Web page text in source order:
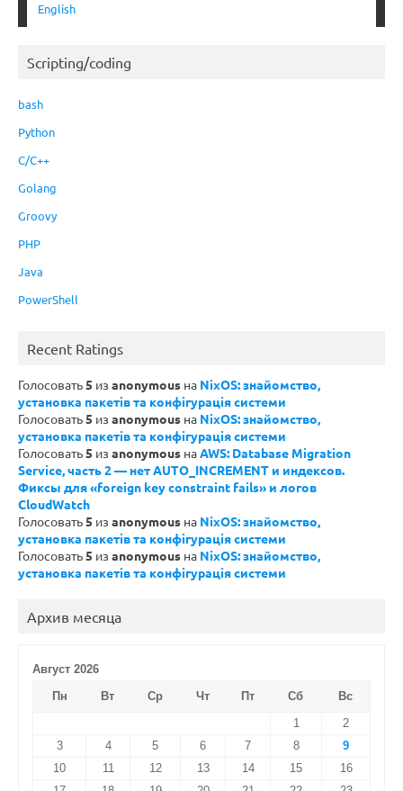
English
Scripting/coding
bash
Python
C/C++
Golang
Groovy
PHP
Java
PowerShell
Recent Ratings
Голосовать5 из anonymous на NixOS: знайомство,
установка пакетів та конфігурація системи
Голосовать5 из anonymous на NixOS: знайомство,
установка пакетів та конфігурація системи
Голосовать5 из anonymous наAWS: Database Migration
Service, часть 2 — нет AUTO_INCREMENT и индексов.
Фиксы для «foreign key constraint fails» и логов
CloudWatch
Голосовать5 из anonymous на NixOS: знайомство,
установка пакетів та конфігурація системи
Голосовать5 из anonymous на NixOS: знайомство,
установка пакетів та конфігурація системи
Архив месяца
Август 2026
Пн
Вт Ср Чт Пт Сб
Вс
1
2
3
4 5 6 7 8
9
10
11 12 13 14 15
16